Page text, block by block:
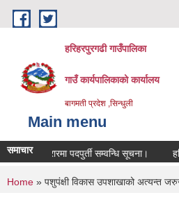
Skip to main content
हरिहरपुरगढी गाउँपालिका
गाउँ कार्यपालिकाको कार्यालय
बागमती प्रदेश ,सिन्धुली
Main menu
समाचार
सेवा करारमा पदपुर्ती सम्वन्धि सूचना।
You are here
Home » पशुपंक्षी विकास उपशाखाको अत्यन्त